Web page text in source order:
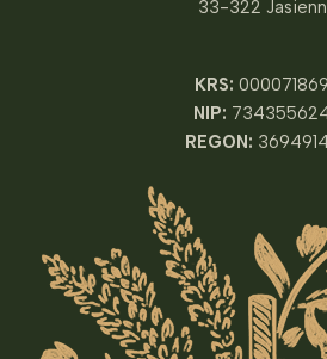
33-322
KRS:
NIP:
REGON: